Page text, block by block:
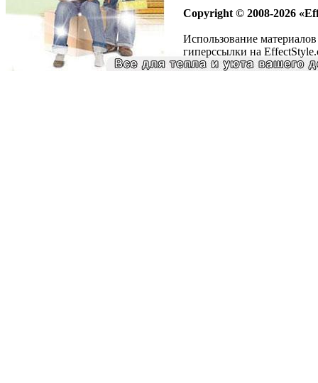
Copyright © 2008-2026
Использование
гиперссылки на